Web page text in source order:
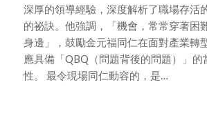
深厚的領導經驗，深度解析了職場存活
的祕訣。他強調，「機會，常常穿著困
身邊」，鼓勵金元福同仁在面對產業轉
應具備「QBQ（問題背後的問題）」的
性。 最令現場同仁動容的，是…